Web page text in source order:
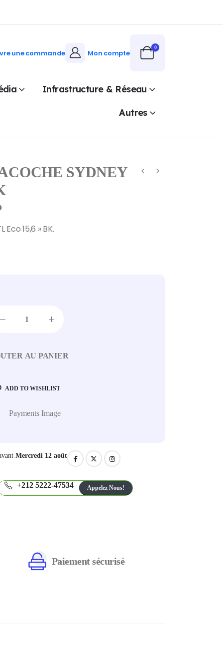
une commande Mon compte
0
Infrastructure & Réseau
Autres
SYDNEY
15,6 » BK.
AU PANIER
ADD TO WISHLIST
Mercredi 12 août
+212 5222-47534 Appelez Nous!
Paiement sécurisé